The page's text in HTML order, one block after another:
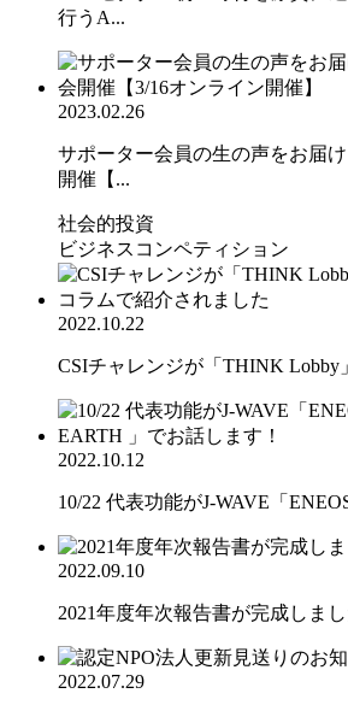
行うA...
2023.02.26
サポーター会員の生の声をお届
開催【...
社会的投資
ビジネスコンペティション
2022.10.22
CSIチャレンジが「THINK Lobby
2022.10.12
10/22 代表功能がJ-WAVE「
2022.09.10
2021年度年次報告書が完成しま
2022.07.29